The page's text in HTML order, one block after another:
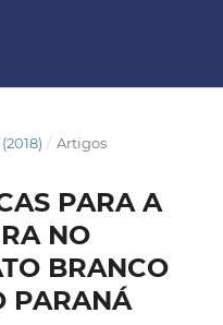
/ Artigos
PARA A
NO
BRANCO
PARANÁ